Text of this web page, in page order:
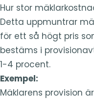
Hur stor
Detta uppmuntrar
för ett så högt pris
bestäms i
1-4 procent.
Exempel:
Mäklarens provision